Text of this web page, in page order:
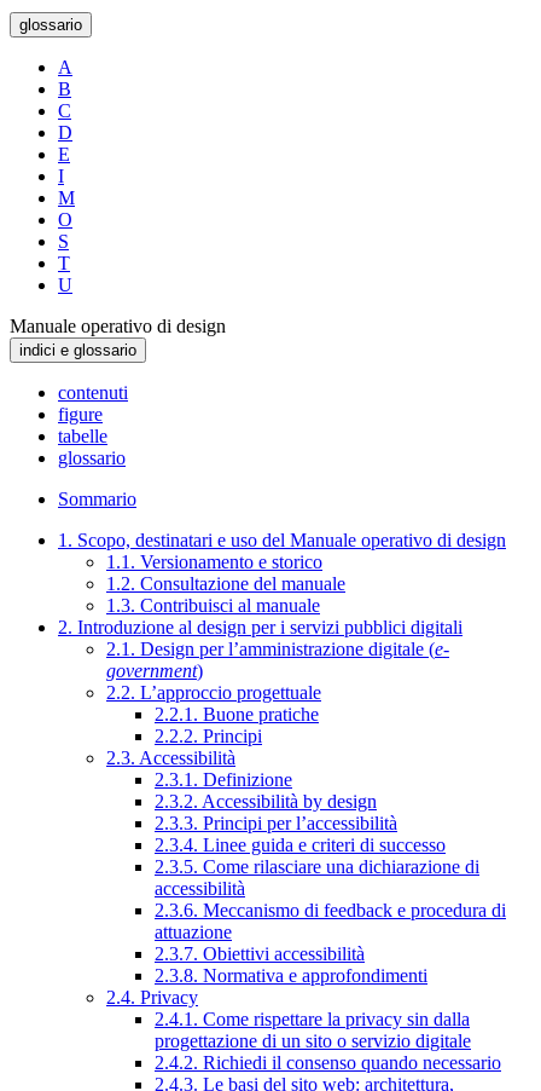
glossario
A
B
C
D
E
I
M
O
S
T
U
Manuale operativo di design
indici e glossario
contenuti
figure
tabelle
glossario
Sommario
1. Scopo, destinatari e uso del Manuale operativo di design
1.1. Versionamento e storico
1.2. Consultazione del manuale
1.3. Contribuisci al manuale
2. Introduzione al design per i servizi pubblici digitali
2.1. Design per l’amministrazione digitale (e-
government)
2.2. L’approccio progettuale
2.2.1. Buone pratiche
2.2.2. Principi
2.3. Accessibilità
2.3.1. Definizione
2.3.2. Accessibilità by design
2.3.3. Principi per l’accessibilità
2.3.4. Linee guida e criteri di successo
2.3.5. Come rilasciare una dichiarazione di
accessibilità
2.3.6. Meccanismo di feedback e procedura di
attuazione
2.3.7. Obiettivi accessibilità
2.3.8. Normativa e approfondimenti
2.4. Privacy
2.4.1. Come rispettare la privacy sin dalla
progettazione di un sito o servizio digitale
2.4.2. Richiedi il consenso quando necessario
2.4.3. Le basi del sito web: architettura,